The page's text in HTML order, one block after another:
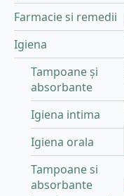
Farmacie si remedii
Igiena
Tampoane și
absorbante
Igiena intima
Igiena orala
Tampoane si
absorbante